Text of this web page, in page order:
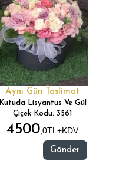
Aynı Gün Taslimat
Kutuda Lisyantus Ve Gül
Çiçek Kodu: 3561
4500,0TL+KDV
Gönder